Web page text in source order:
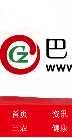
首页 资讯
三农
健康